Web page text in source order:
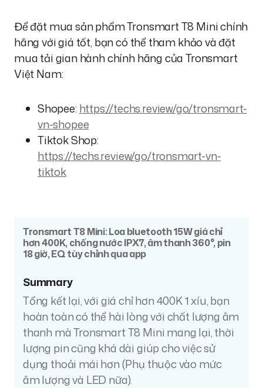
Để đặt mua sản phẩm Tronsmart T8 Mini chính
hãng với giá tốt, bạn có thể tham khảo và đặt
mua tải gian hành chính hãng của Tronsmart
Việt Nam:
Shopee: https://techs.review/go/tronsmart-
vn-shopee
Tiktok Shop:
https://techs.review/go/tronsmart-vn-
tiktok
Tronsmart T8 Mini: Loa bluetooth 15W giá chỉ
hơn 400K, chống nước IPX7, âm thanh 360°, pin
18 giờ, EQ tùy chỉnh qua app
Summary
Tổng kết lại, với giá chỉ hơn 400K 1 xíu, bạn
hoàn toàn có thể hài lòng với chất lượng âm
thanh mà Tronsmart T8 Mini mang lại, thời
lượng pin cũng khá dài giúp cho việc sử
dụng thoải mái hơn (Phụ thuộc vào mức
âm lượng và LED nữa).